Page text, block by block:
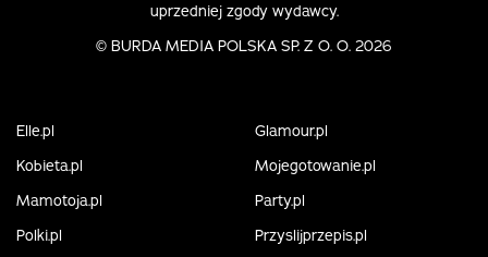
uprzedniej zgody wydawcy.
© BURDA MEDIA POLSKA SP. Z O. O. 2026
Elle.pl
Glamour.pl
Kobieta.pl
Mojegotowanie.pl
Mamotoja.pl
Party.pl
Polki.pl
Przyslijprzepis.pl